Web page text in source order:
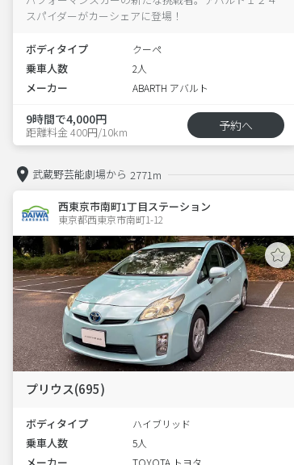
スパイダーがカーシェアに登場！
ボディタイプ クーペ
乗車人数 2人
メーカー ABARTH アバルト
9時間で4,000円
距離料金 400円/10km 予約へ
武蔵野芸能劇場から 2771m
西東京市南町1丁目ステーション
東京都西東京市南町1-12
プリウス(695)
ボディタイプ ハイブリッド
乗車人数 5人
TOYOTA トヨタ